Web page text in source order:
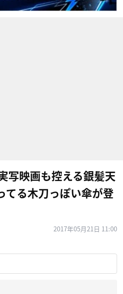
写映画も控える銀髪天
てる木刀っぽい傘が登
2017年05月21日 11:00